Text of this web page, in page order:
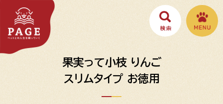
果実って小枝 りんご
スリムタイプ お徳用